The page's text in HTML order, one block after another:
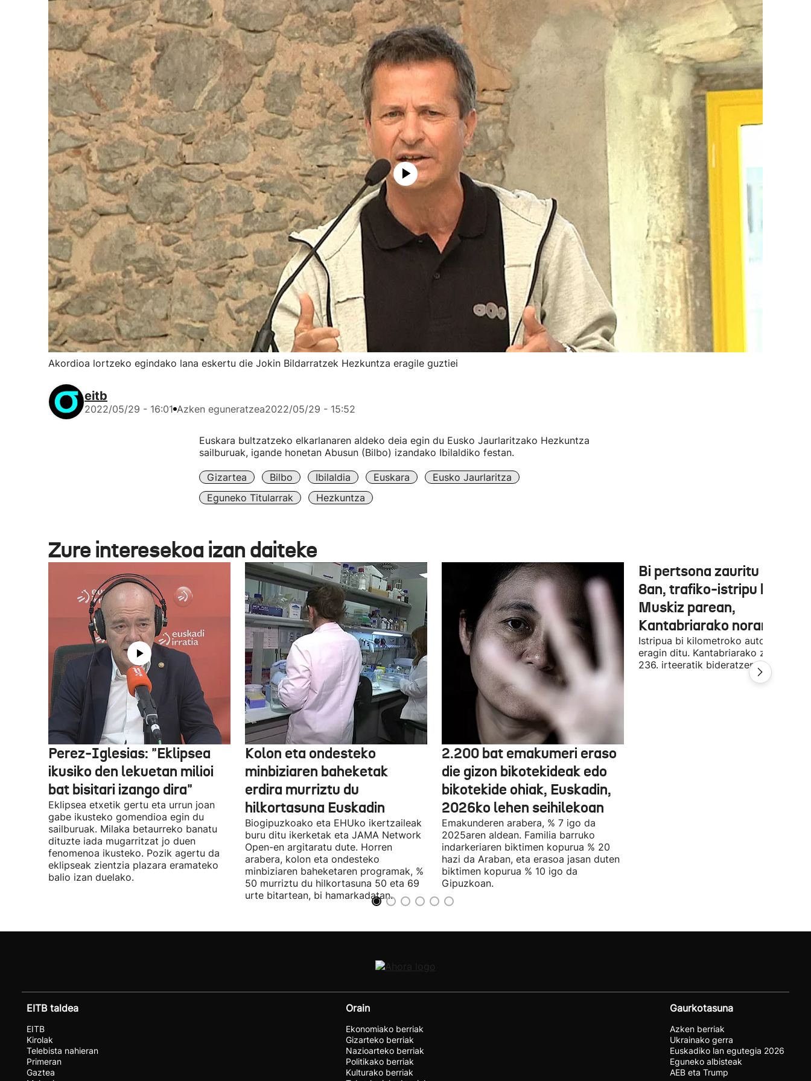
Akordioa lortzeko egindako lana eskertu die Jokin Bildarratzek Hezkuntza eragile guztiei
eitb
2022/05/29 - 16:01 Azken eguneratzea2022/05/29 - 15:52
Euskara bultzatzeko elkarlanaren aldeko deia egin du Eusko Jaurlaritzako Hezkuntza
sailburuak, igande honetan Abusun (Bilbo) izandako Ibilaldiko festan.
Gizartea Bilbo Ibilaldia Euskara
Eusko Jaurlaritza
Eguneko Titularrak
Hezkuntza
Zure interesekoa izan daiteke
Perez-Iglesias: "Eklipsea
ikusiko den lekuetan milioi
bat bisitari izango dira"
Eklipsea etxetik gertu eta urrun joan
gabe ikusteko gomendioa egin du
sailburuak. Milaka betaurreko banatu
dituzte iada mugarritzat jo duen
fenomenoa ikusteko. Pozik agertu da
eklipseak zientzia plazara eramateko
balio izan duelako.
Kolon eta ondesteko
minbiziaren baheketak
erdira murriztu du
hilkortasuna Euskadin
Biogipuzkoako eta EHUko ikertzaileak
buru ditu ikerketak eta JAMA Network
Open-en argitaratu dute. Horren
arabera, kolon eta ondesteko
minbiziaren baheketaren programak, %
50 murriztu du hilkortasuna 50 eta 69
urte bitartean, bi hamarkadatan.
2.200 bat emakumeri eraso
die gizon bikotekideak edo
bikotekide ohiak, Euskadin,
2026ko lehen seihilekoan
Emakunderen arabera, % 7 igo da
2025aren aldean. Familia barruko
indarkeriaren biktimen kopurua % 20
hazi da Araban, eta erasoa jasan duten
biktimen kopurua % 10 igo da
Gipuzkoan.
Bi pertsona zauritu dira A-
8an, trafiko-istripu batean,
Muskiz parean,
Kantabriarako noranzkoan
Istripua bi kilometroko auto-ilarak
eragin ditu. Kantabriarako zirkulazioa
236. irteeratik bideratzen ari da.
EITB taldea
EITB
Kirolak
Telebista nahieran
Primeran
Gaztea
Orain
Ekonomiako berriak
Gizarteko berriak
Nazioarteko berriak
Politikako berriak
Kulturako berriak
Gaurkotasuna
Azken berriak
Ukrainako gerra
Euskadiko lan egutegia 2026
Eguneko albisteak
AEB eta Trump